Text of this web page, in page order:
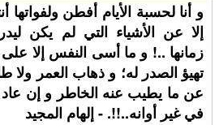
و أنا لحسبة الأيام أفطن ولفواتها
إلا عن الأشياء التي لم يكن
زمانها ..! و ما أسى النفس إلا
تهيؤ الصدر له؛ و ذهاب العمر ولا
عن ما يطيب عنه الخاطر و إن عاد
في غير أوانه..!!. - إلهام المجيد